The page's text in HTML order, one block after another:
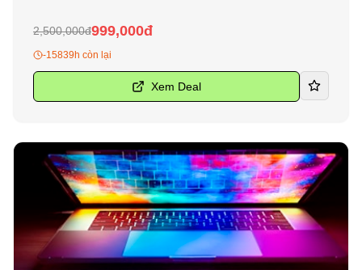
2,500,000đ999,000đ
-15839h còn lại
Xem Deal